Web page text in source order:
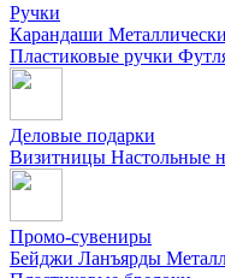
Ручки
Карандаши
Пластиковые ручки
Деловые подарки
Визитницы Настольные
Промо-сувениры
Бейджи Ланъярды